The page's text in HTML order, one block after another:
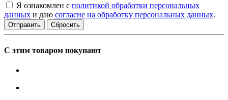
Я ознакомлен с политикой обработки персональных
данных и даю согласие на обработку персональных данных.
Сбросить
С этим товаром покупают